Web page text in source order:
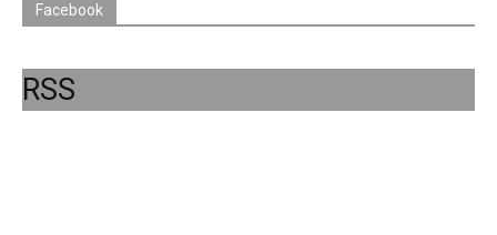
Facebook
RSS